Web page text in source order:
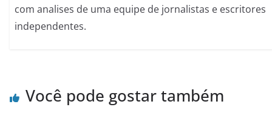
com analises de uma equipe de jornalistas e escritores
independentes.
Você pode gostar também